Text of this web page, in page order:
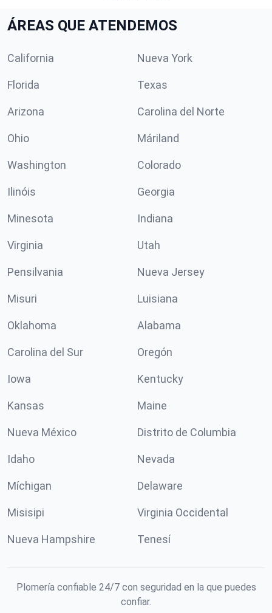
ÁREAS QUE ATENDEMOS
California Nueva York
Florida Texas
Arizona Carolina del Norte
Ohio Máriland
Washington Colorado
Ilinóis Georgia
Minesota Indiana
Virginia Utah
Pensilvania Nueva Jersey
Misuri Luisiana
Oklahoma Alabama
Carolina del Sur Oregón
Iowa Kentucky
Kansas Maine
Nueva México Distrito de Columbia
Idaho Nevada
Míchigan Delaware
Misisipi Virginia Occidental
Nueva Hampshire Tenesí
Plomería confiable 24/7 con seguridad en la que puedes
confiar.